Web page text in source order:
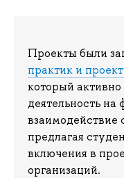
Проекты были
практик и
который
деятельность на
предлагая
включения в
организаций.